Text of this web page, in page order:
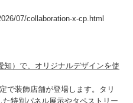
07/collaboration-x-cp.html
）で、オリジナルデザインを使
で装飾店舗が登場します。タリ
特別パネル展示やタペストリー